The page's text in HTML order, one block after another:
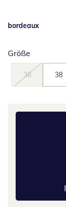
bordeaux
Größe
36 38